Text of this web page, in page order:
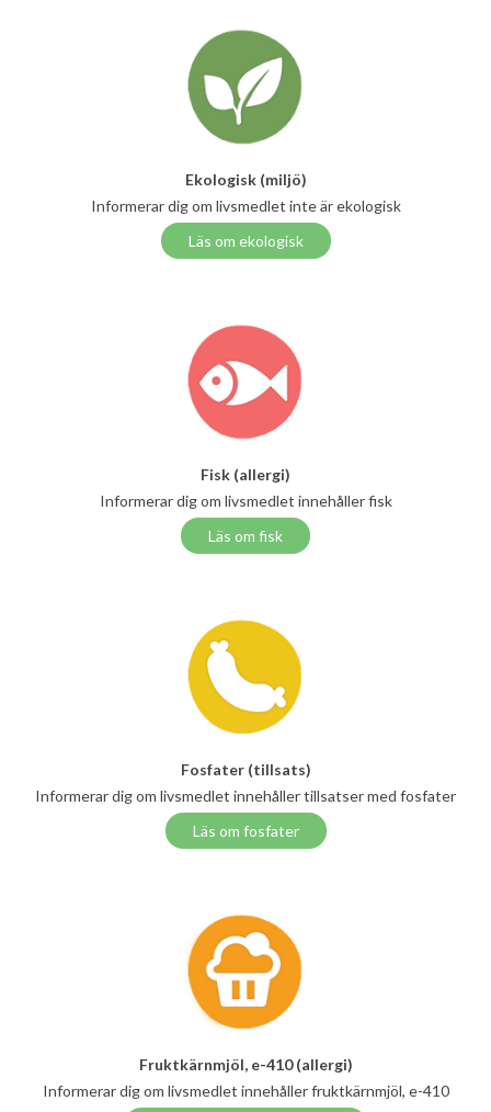
Ekologisk (miljö)
Informerar dig om livsmedlet inte är ekologisk
Läs om ekologisk
Fisk (allergi)
Informerar dig om livsmedlet innehåller fisk
Läs om fisk
Fosfater (tillsats)
Informerar dig om livsmedlet innehåller tillsatser med fosfater
Läs om fosfater
Fruktkärnmjöl, e-410 (allergi)
Informerar dig om livsmedlet innehåller fruktkärnmjöl, e-410